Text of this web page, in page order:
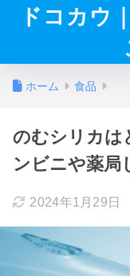
ドコカウ
ホーム 食品
のむシリカは
ンビニや薬局
2024年1月29日